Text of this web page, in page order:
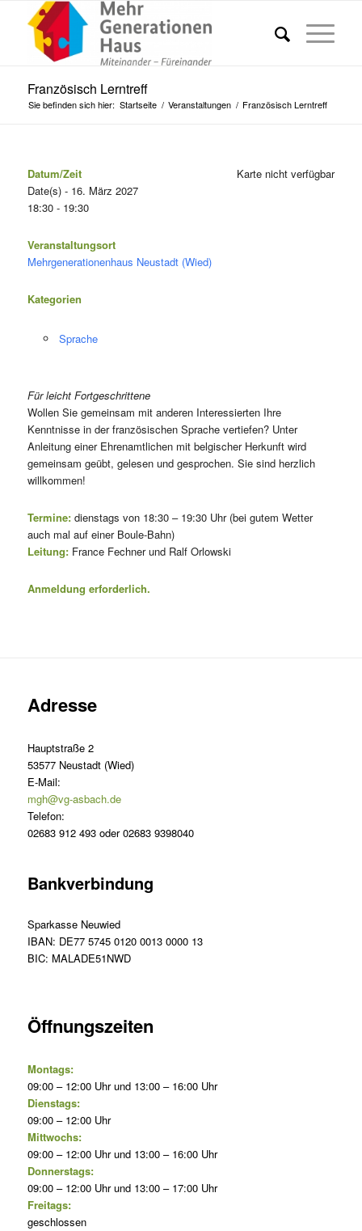
Französisch Lerntreff
Sie befinden sich hier: Startseite / Veranstaltungen / Französisch Lerntreff
Karte nicht verfügbar
Datum/Zeit
Date(s) - 16. März 2027
18:30 - 19:30
Veranstaltungsort
Mehrgenerationenhaus Neustadt (Wied)
Kategorien
Sprache
Für leicht Fortgeschrittene
Wollen Sie gemeinsam mit anderen Interessierten Ihre
Kenntnisse in der französischen Sprache vertiefen? Unter
Anleitung einer Ehrenamtlichen mit belgischer Herkunft wird
gemeinsam geübt, gelesen und gesprochen. Sie sind herzlich
willkommen!
Termine:dienstags von 18:30 – 19:30 Uhr (bei gutem Wetter
auch mal auf einer Boule-Bahn)
Leitung:France Fechner und Ralf Orlowski
Anmeldung erforderlich.
Adresse
Hauptstraße 2
53577 Neustadt (Wied)
E-Mail:
mgh@vg-asbach.de
Telefon:
02683 912 493 oder 02683 9398040
Bankverbindung
Sparkasse Neuwied
IBAN: DE77 5745 0120 0013 0000 13
BIC: MALADE51NWD
Öffnungszeiten
Montags:
09:00 – 12:00 Uhr und 13:00 – 16:00 Uhr
Dienstags:
09:00 – 12:00 Uhr
Mittwochs:
09:00 – 12:00 Uhr und 13:00 – 16:00 Uhr
Donnerstags:
09:00 – 12:00 Uhr und 13:00 – 17:00 Uhr
Freitags:
geschlossen